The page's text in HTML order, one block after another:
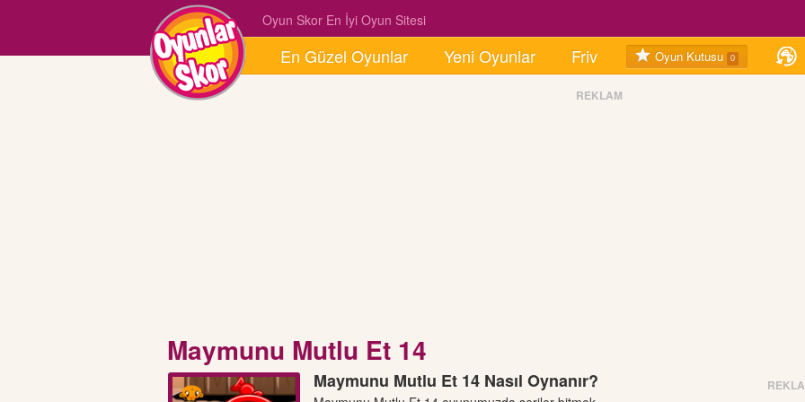
En Güzel Oyunlar Yeni Oyunlar Friv Oyun Kutusu 0
Oyun Skor En İyi Oyun Sitesi
REKLAM
Maymunu Mutlu Et 14
Maymunu Mutlu Et 14 Nasıl Oynanır?